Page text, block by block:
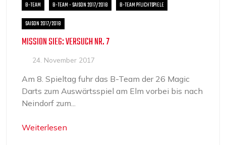
B-TEAM B-TEAM - SAISON 2017/2018 B-TEAM PFLICHTSPIELE
SAISON 2017/2018
MISSION SIEG: VERSUCH NR. 7
24. November 2017
Am 8. Spieltag fuhr das B-Team der 26 Magic
Darts zum Auswärtsspiel am Elm vorbei bis nach
Neindorf zum...
Weiterlesen